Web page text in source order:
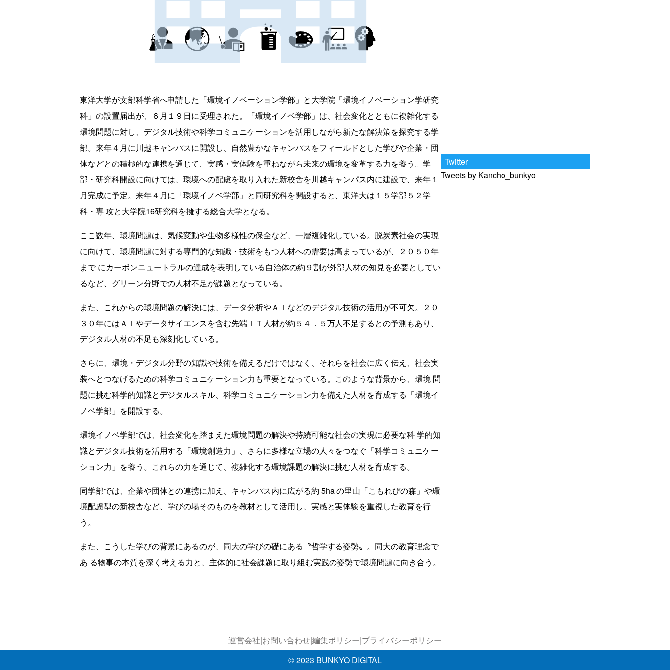
東洋大学が文部科学省へ申請した「環境イノベーション学部」と大学院「環境イノベーション学研究
科」の設置届出が、６月１９日に受理された。「環境イノベ学部」は、社会変化とともに複雑化する
環境問題に対し、デジタル技術や科学コミュニケーションを活用しながら新たな解決策を探究する学
部。来年４月に川越キャンパスに開設し、自然豊かなキャンパスをフィールドとした学びや企業・団
体などとの積極的な連携を通じて、実感・実体験を重ねながら未来の環境を変革する力を養う。学
部・研究科開設に向けては、環境への配慮を取り入れた新校舎を川越キャンパス内に建設で、来年１
月完成に予定。来年４月に「環境イノベ学部」と同研究科を開設すると、東洋大は１５学部５２学
科・専 攻と大学院16研究科を擁する総合大学となる。
ここ数年、環境問題は、気候変動や生物多様性の保全など、一層複雑化している。脱炭素社会の実現
に向けて、環境問題に対する専門的な知識・技術をもつ人材への需要は高まっているが、２０５０年
まで にカーボンニュートラルの達成を表明している自治体の約９割が外部人材の知見を必要としてい
るなど、グリーン分野での人材不足が課題となっている。
また、これからの環境問題の解決には、データ分析やＡＩなどのデジタル技術の活用が不可欠。２０
３０年にはＡＩやデータサイエンスを含む先端ＩＴ人材が約５４．５万人不足するとの予測もあり、
デジタル人材の不足も深刻化している。
さらに、環境・デジタル分野の知識や技術を備えるだけではなく、それらを社会に広く伝え、社会実
装へとつなげるための科学コミュニケーション力も重要となっている。このような背景から、環境 問
題に挑む科学的知識とデジタルスキル、科学コミュニケーション力を備えた人材を育成する「環境イ
ノベ学部」を開設する。
環境イノベ学部では、社会変化を踏まえた環境問題の解決や持続可能な社会の実現に必要な科 学的知
識とデジタル技術を活用する「環境創造力」、さらに多様な立場の人々をつなぐ「科学コミュニケー
ション力」を養う。これらの力を通じて、複雑化する環境課題の解決に挑む人材を育成する。
同学部では、企業や団体との連携に加え、キャンパス内に広がる約 5ha の里山「こもれびの森」や環
境配慮型の新校舎など、学びの場そのものを教材として活用し、実感と実体験を重視した教育を行
う。
また、こうした学びの背景にあるのが、同大の学びの礎にある〝哲学する姿勢〟。同大の教育理念で
あ る物事の本質を深く考える力と、主体的に社会課題に取り組む実践の姿勢で環境問題に向き合う。
Twitter
Tweets by Kancho_bunkyo
運営会社|お問い合わせ|編集ポリシー|プライバシーポリシー
© 2023 BUNKYO DIGITAL